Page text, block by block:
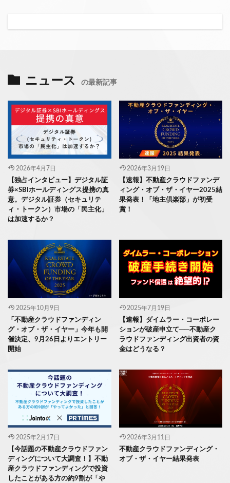
ニュース の最新記事
2026年4月7日
【独占インタビュー】デジタル証
券×SBIホールディングス提携の真
意。デジタル証券（セキュリテ
ィ・トークン）市場の「民主化」
は加速するか？
2026年3月19日
【速報】不動産クラウドファンデ
ィング・オブ・ザ・イヤー2025結
果発表！「地主倶楽部」が初受
賞！
2025年10月9日
「不動産クラウドファンディン
グ・オブ・ザ・イヤー」今年も開
催決定、9月26日よりエントリー
開始
2025年7月19日
【速報】ダイムラー・コーポレー
ションが破産申立て──不動産ク
ラウドファンディング出資者の資
金はどうなる？
2025年2月17日
【今話題の不動産クラウドファン
ディングについて大調査！】不動
産クラウドファンディングで投資
したことがある方の約9割が「や
2026年3月11日
不動産クラウドファンディング・
オブ・ザ・イヤー結果発表